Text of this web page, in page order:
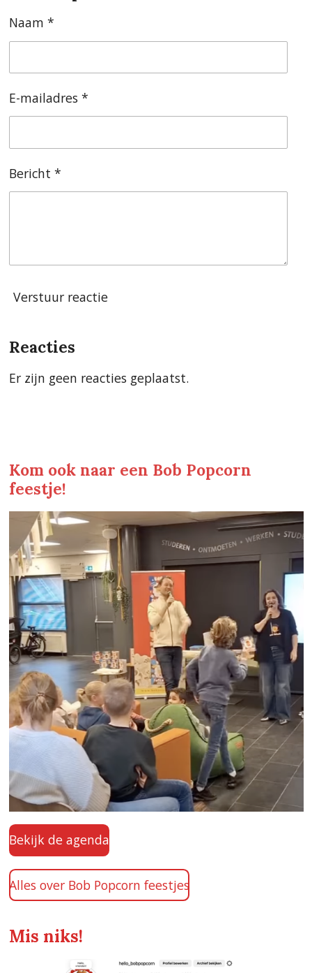
Naam *
E-mailadres *
Bericht *
Verstuur reactie
Reacties
Er zijn geen reacties geplaatst.
Kom ook naar een Bob Popcorn
feestje!
Bekijk de agenda
Alles over Bob Popcorn feestjes
Mis niks!